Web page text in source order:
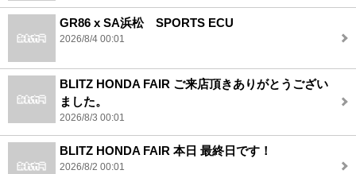
GR86 x SA浜松 SPORTS ECU
2026/8/4 00:01
BLITZ HONDA FAIR ご来店頂きありがとうござい
ました。
2026/8/3 00:01
BLITZ HONDA FAIR 本日 最終日です！
2026/8/2 00:01